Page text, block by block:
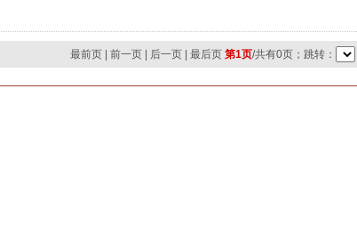
最前页| 前一页| 后一页| 最后页 第1页/共有0页；跳转：